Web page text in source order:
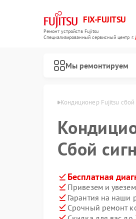
FIX-FUJITSU
Ремонт устройств Fujitsu
Специализированный cервисный центр г.
Мы ремонтируем
Кондиционер Fujitsu сбой
Сбой
Бесплатная
Привезем и
Гарантия на наши
Срочный ремонт